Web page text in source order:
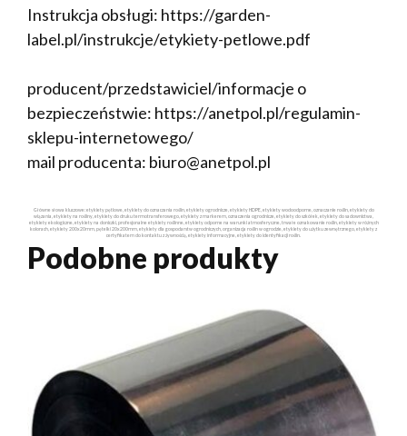
Instrukcja obsługi: https://garden-
label.pl/instrukcje/etykiety-petlowe.pdf
producent/przedstawiciel/informacje o
bezpieczeństwie: https://anetpol.pl/regulamin-
sklepu-internetowego/
mail producenta: biuro@anetpol.pl
Główne słowa kluczowe: etykiety pętlowe, etykiety do oznaczania roślin, etykiety ogrodnicze, etykiety HDPE, etykiety wodoodporne, oznaczanie roślin, etykiety do
wiązania, etykiety na rośliny, etykiety do druku termotransferowego, etykiety z markerem, oznaczenia ogrodnicze, etykiety do szkółek, etykiety do sadownictwa,
etykiety ekologiczne, etykiety na doniczki, profesjonalne etykiety roślinne, etykiety odporne na warunki atmosferyczne, trwałe oznakowanie roślin, etykiety w różnych
kolorach, etykiety 200x20mm, pętelki 20x200mm, etykiety dla gospodarstw ogrodniczych, organizacja roślin w ogrodzie, etykiety do użytku zewnętrznego, etykiety z
certyfikatem do kontaktu z żywnością, etykiety informacyjne, etykiety do identyfikacji roślin.
Podobne produkty